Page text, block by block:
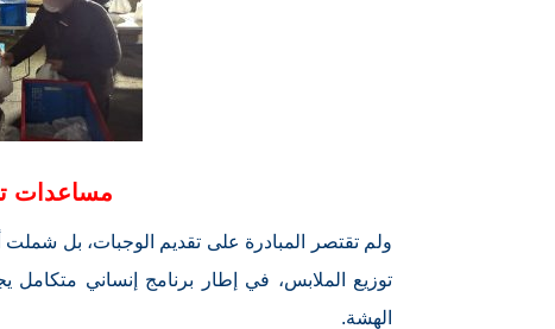
مساعدات
ولم تقتصر المبادرة على تقديم الوجبات، بل
توزيع الملابس، في إطار برنامج إنساني متكامل
الهشة.